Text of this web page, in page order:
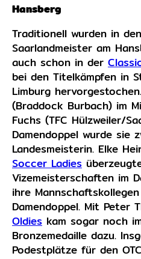
Hansberg
Traditionell wurden in
Saarlandmeister am
auch schon in der
bei den Titelkämpfen in
Limburg
(Braddock Burbach) im
Fuchs (TFC Hülzweiler/
Damendoppel wurde sie
Landesmeisterin. Elke
Soccer Ladies
Vizemeisterschaften im
ihre
Damendoppel. Mit Peter
Oldies kam sogar noch
Bronzemedaille dazu.
Podestplätze für den